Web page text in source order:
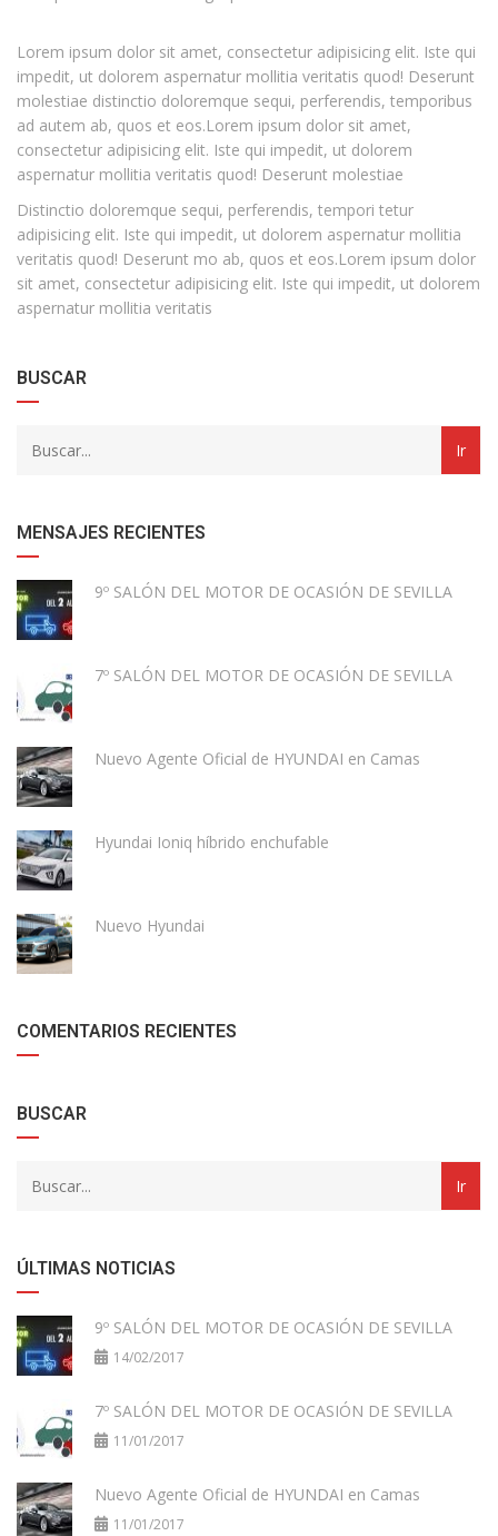
Lorem ipsum dolor sit amet, consectetur adipisicing elit. Iste qui
impedit, ut dolorem aspernatur mollitia veritatis quod! Deserunt
molestiae distinctio doloremque sequi, perferendis, temporibus
ad autem ab, quos et eos.Lorem ipsum dolor sit amet,
consectetur adipisicing elit. Iste qui impedit, ut dolorem
aspernatur mollitia veritatis quod! Deserunt molestiae
Distinctio doloremque sequi, perferendis, tempori tetur
adipisicing elit. Iste qui impedit, ut dolorem aspernatur mollitia
veritatis quod! Deserunt mo ab, quos et eos.Lorem ipsum dolor
sit amet, consectetur adipisicing elit. Iste qui impedit, ut dolorem
aspernatur mollitia veritatis
BUSCAR
MENSAJES RECIENTES
9º SALÓN DEL MOTOR DE OCASIÓN DE SEVILLA
7º SALÓN DEL MOTOR DE OCASIÓN DE SEVILLA
Nuevo Agente Oficial de HYUNDAI en Camas
Hyundai Ioniq híbrido enchufable
Nuevo Hyundai
COMENTARIOS RECIENTES
BUSCAR
ÚLTIMAS NOTICIAS
9º SALÓN DEL MOTOR DE OCASIÓN DE SEVILLA
14/02/2017
7º SALÓN DEL MOTOR DE OCASIÓN DE SEVILLA
11/01/2017
Nuevo Agente Oficial de HYUNDAI en Camas
11/01/2017
with
drop
archive
Category
with